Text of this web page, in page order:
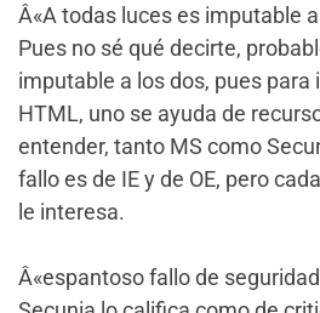
Â«A todas luces es imputable
Pues no sé qué decirte,
imputable a los dos, pues
HTML, uno se ayuda de
entender, tanto MS como
fallo es de IE y de OE, pero
le interesa.
Â«espantoso fallo de